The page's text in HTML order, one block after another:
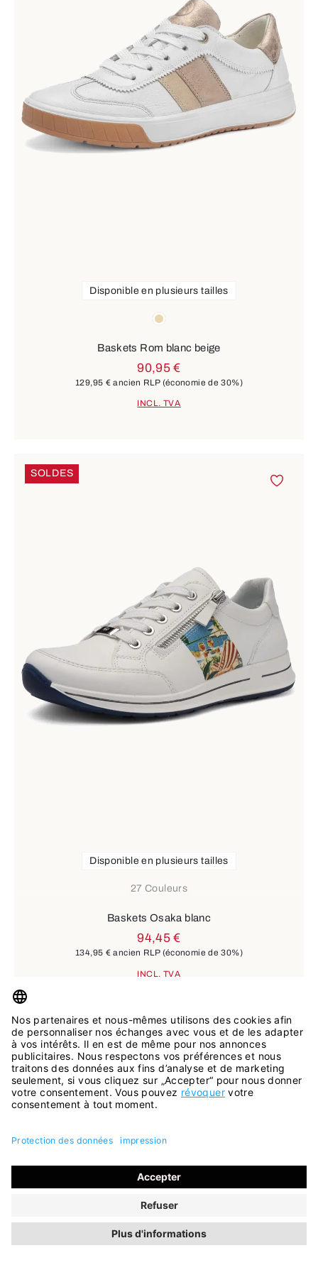
beige
Disponible en plusieurs tailles
Baskets Rom blanc beige
90,95 €
129,95 € ancien RLP (économie de 30%)
INCL. TVA
SOLDES
27 Couleurs
Disponible en plusieurs tailles
Baskets Osaka blanc
94,45 €
134,95 € ancien RLP (économie de 30%)
INCL. TVA
SOLDES